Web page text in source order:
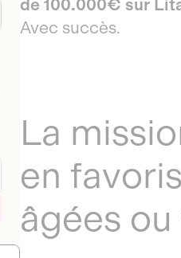
de 100.000€ sur
Avec succès.
La
en
âgées